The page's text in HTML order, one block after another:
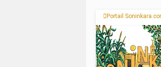
Portail